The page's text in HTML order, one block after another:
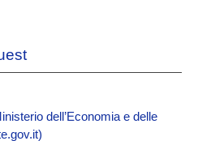
dell’Economia e delle